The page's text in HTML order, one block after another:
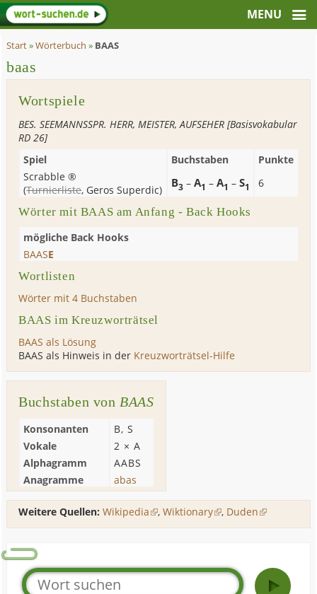
Start»Wörterbuch » BAAS
baas
Wortspiele
BES. SEEMANNSSPR. HERR, MEISTER, AUFSEHER [Basisvokabular
RD 26]
Spiel
Buchstaben
Punkte
Scrabble ®
(Turnierliste, Geros Superdic) B3 –A1 –A1 –S1 6
Wörter mit BAAS am Anfang - Back Hooks
mögliche Back Hooks
BAASE
Wortlisten
Wörter mit 4 Buchstaben
BAAS im Kreuzworträtsel
BAAS als Lösung
BAAS als Hinweis in der Kreuzworträtsel-Hilfe
Buchstaben von BAAS
Konsonanten B,S
Vokale
2 ×A
Alphagramm
AABS
Anagramme
abas
Weitere Quellen: Wikipedia ,Wiktionary , Duden